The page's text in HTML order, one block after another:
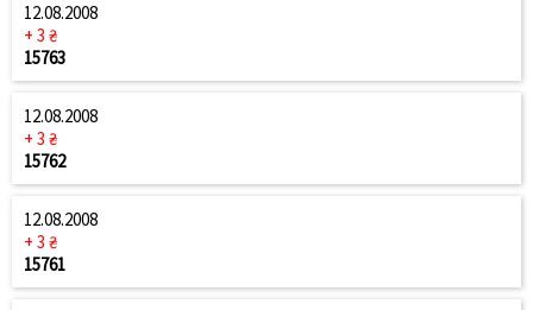
12.08.2008
+ 3 ₴
15763
12.08.2008
+ 3 ₴
15762
12.08.2008
+ 3 ₴
15761